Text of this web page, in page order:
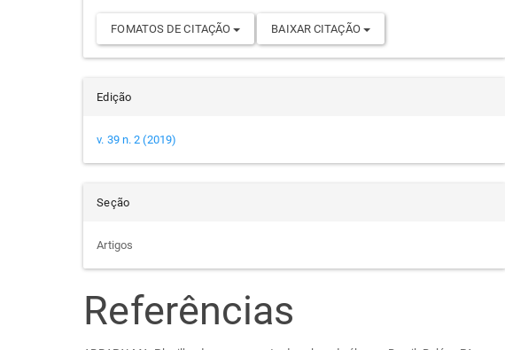
FOMATOS DE CITAÇÃO BAIXAR CITAÇÃO
Edição
v. 39 n. 2 (2019)
Seção
Artigos
Referências